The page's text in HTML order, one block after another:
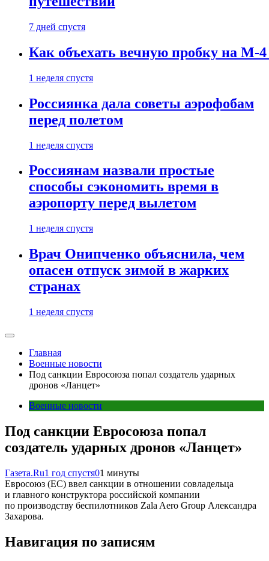
7 дней спустя
Как объехать вечную пробку на М-
1 неделя спустя
Россиянка дала советы аэрофобам
перед полетом
1 неделя спустя
Россиянам назвали простые
способы сэкономить время в
аэропорту перед вылетом
1 неделя спустя
Врач Онипченко объяснила, чем
опасен отпуск зимой в жарких
странах
1 неделя спустя
Главная
Военные новости
Под санкции Евросоюза попал создатель ударных
дронов «Ланцет»
Военные новости
Под санкции Евросоюза попал
создатель ударных дронов «Ланцет»
Газета.Ru1 год спустя01 минуты
Евросоюз (ЕС) ввел санкции в отношении совладельца
и главного конструктора российской компании
по производству беспилотников Zala Aero Group Александра
Захарова.
Навигация по записям